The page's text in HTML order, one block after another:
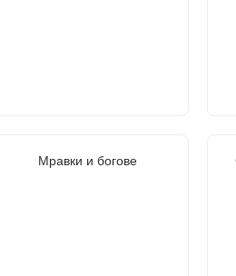
Мравки и богове